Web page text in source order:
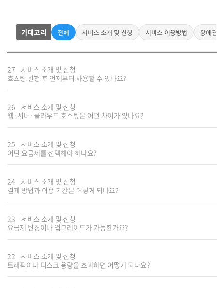
카테고리 전체 서비스 소개 및 신청 서비스 이용방법 장애
27
서비스 소개 및 신청
호스팅 신청 후 언제부터 사용할 수 있나요?
26
서비스 소개 및 신청
웹·서버·클라우드 호스팅은 어떤 차이가 있나요?
25
서비스 소개 및 신청
어떤 요금제를 선택해야 하나요?
24
서비스 소개 및 신청
결제 방법과 이용 기간은 어떻게 되나요?
23
서비스 소개 및 신청
요금제 변경이나 업그레이드가 가능한가요?
22
서비스 소개 및 신청
트래픽이나 디스크 용량을 초과하면 어떻게 되나요?